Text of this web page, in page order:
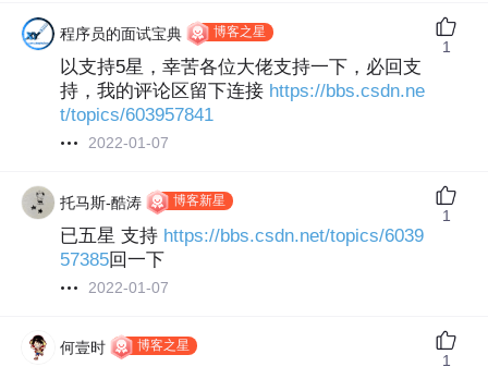
程序员的面试宝典 博客之星
以支持5星，幸苦各位大佬支持一下，必回支
持，我的评论区留下连接 https://bbs.csdn.ne
t/topics/603957841
2022-01-07
1
托马斯-酷涛 博客新星
已五星 支持 https://bbs.csdn.net/topics/6039
57385回一下
2022-01-07
1
何壹时 博客之星
1